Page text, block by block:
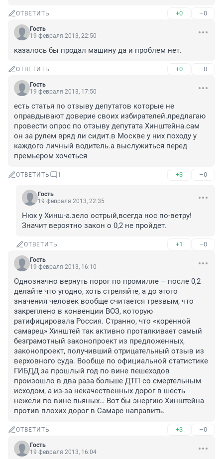
ОТВЕТИТЬ +0 –0
Гость
19 февраля 2013, 22:50
казалось бы продал машину да и проблем нет.
ОТВЕТИТЬ +0 –0
Гость
19 февраля 2013, 17:50
есть статья по отзыву депутатов которые не
оправдывают доверие своих избирателей.лредлагаю
провести опрос по отзыву депутата Хинштейна.сам
он за рулем вряд ли сидит.в Москве у них походу у
каждого личный водитель.а выслужиться перед
премьером хочеться
ОТВЕТИТЬ 1 +3 –0
Гость
19 февраля 2013, 22:35
Нюх у Хинш-а.зело острый,всегда нос по-ветру!
Значит вероятно закон о 0,2 не пройдет.
ОТВЕТИТЬ +1 –0
Гость
19 февраля 2013, 16:10
Однозначно вернуть порог по промилле – после 0,2
делайте что угодно, хоть стреляйте, а до этого
значения человек вообще считается трезвым, что
закреплено в конвенции ВОЗ, которую
ратифицировала Россия. Странно, что «коренной
самарец» Хинштей так активно проталкивает самый
безграмотный законопроект из предложенных,
законопроект, получивший отрицательный отзыв из
верховного суда. Вообще по официальной статистике
ГИБДД за прошлый год по вине пешеходов
произошло в два раза больше ДТП со смертельным
исходом, а из-за некачественных дорог в шесть
нежели по вине пьяных… Вот бы энергию Хинштейна
против плохих дорог в Самаре направить.
ОТВЕТИТЬ +3 –0
Гость
19 февраля 2013, 16:04